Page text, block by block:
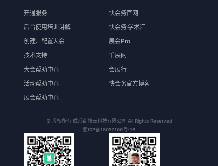
开通服务
后台使用培训讲解
创建、配置大会
技术支持
大会帮助中心
活动帮助中心
展会帮助中心
快会务官网
快会务·学术汇
展会Pro
千展网
会展行
快会务官方博客
© 版权所有 成都商推云科技有限公司 All Rights Reserved
蜀ICP备18032166号-16